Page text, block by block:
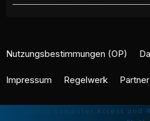
Nutzungsbestimmungen (OP)
Impressum Regelwerk Partner